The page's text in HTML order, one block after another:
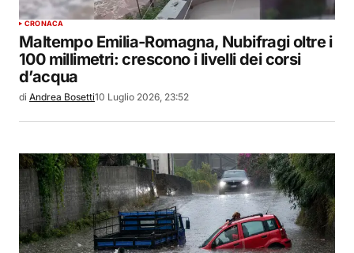
CRONACA
Maltempo Emilia-Romagna, Nubifragi oltre i
100 millimetri: crescono i livelli dei corsi
d’acqua
di Andrea Bosetti10 Luglio 2026, 23:52